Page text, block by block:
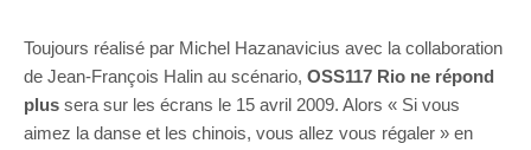
Toujours réalisé par Michel Hazanavicius avec la collaboration
de Jean-François Halin au scénario, OSS117 Rio ne répond
plus sera sur les écrans le 15 avril 2009. Alors « Si vous
aimez la danse et les chinois, vous allez vous régaler » en